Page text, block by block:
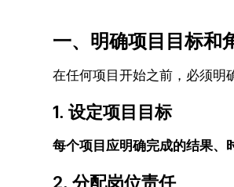
一、明确项目目标和
在任何项目开始之前，必须明
1. 设定项目目标
每个项目应明确完成的结果、
2. 分配岗位责任